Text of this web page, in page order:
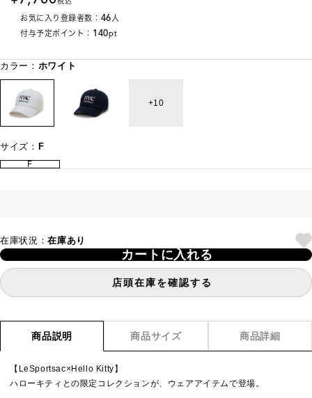
お気に入り登録者数： 46人
付与予定ポイント： 140pt
カラー： ホワイト
10
サイズ： F
F
在庫状況：在庫あり
カートに入れる
店頭在庫を確認する
商品説明 商品サイズ 商品詳細
【LeSportsac×Hello Kitty】
ハローキティとの限定コレクションが、ウェアアイテムで登場。